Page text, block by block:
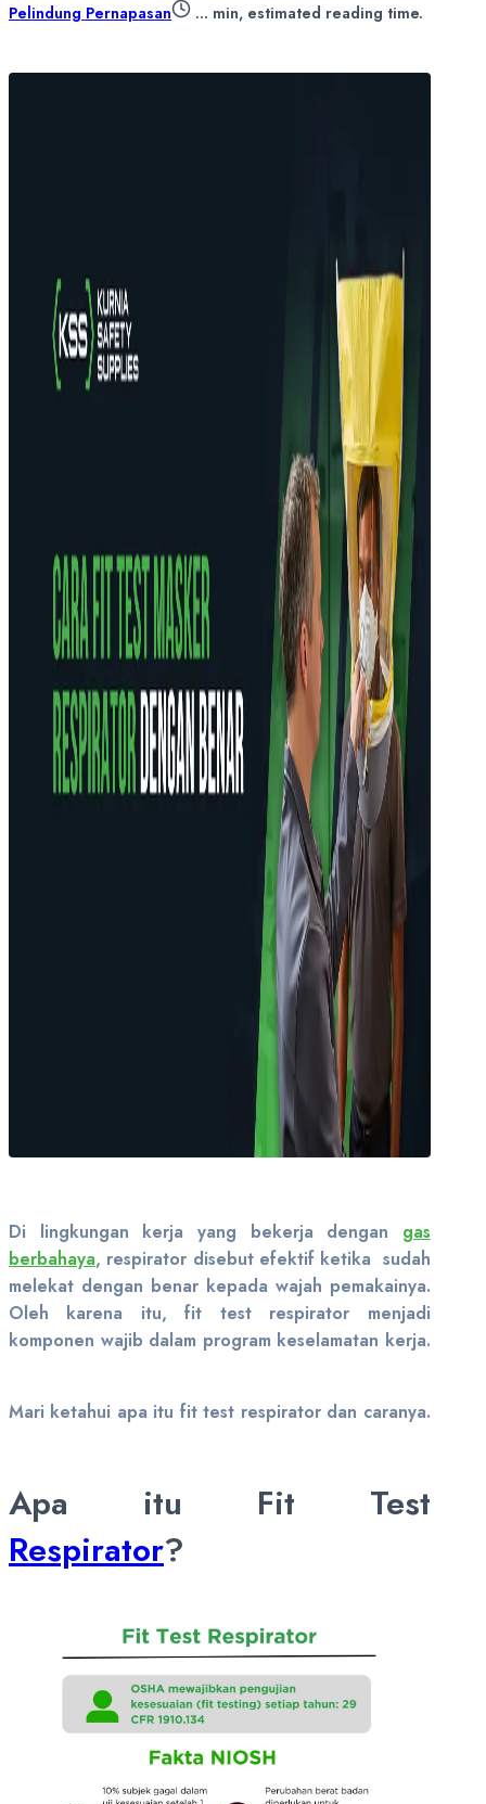
Pelindung Pernapasan
... min, estimated reading time.
Di lingkungan kerja yang bekerja dengan gas
berbahaya, respirator disebut efektif ketika sudah
melekat dengan benar kepada wajah pemakainya.
Oleh karena itu, fit test respirator menjadi
komponen wajib dalam program keselamatan kerja.
Mari ketahui apa itu fit test respirator dan caranya.
Apa itu Fit Test
Respirator?